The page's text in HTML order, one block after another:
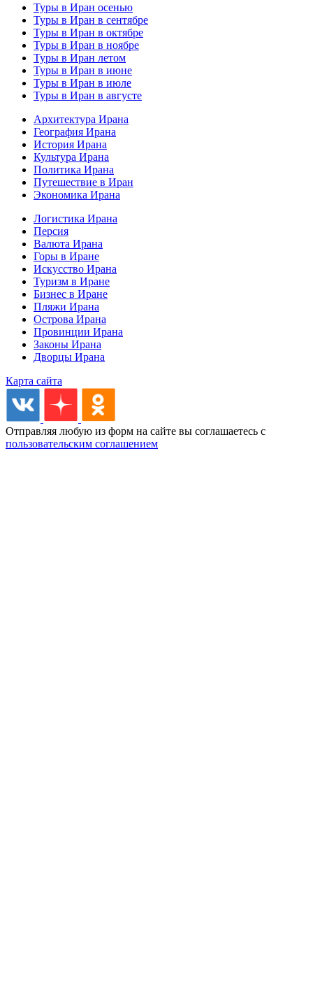
Туры в Иран осенью
Туры в Иран в сентябре
Туры в Иран в октябре
Туры в Иран в ноябре
Туры в Иран летом
Туры в Иран в июне
Туры в Иран в июле
Туры в Иран в августе
Архитектура Ирана
География Ирана
История Ирана
Культура Ирана
Политика Ирана
Путешествие в Иран
Экономика Ирана
Логистика Ирана
Персия
Валюта Ирана
Горы в Иране
Искусство Ирана
Туризм в Иране
Бизнес в Иране
Пляжи Ирана
Острова Ирана
Провинции Ирана
Законы Ирана
Дворцы Ирана
Карта сайта
Отправляя любую из форм на сайте вы соглашаетесь с
пользовательским соглашением